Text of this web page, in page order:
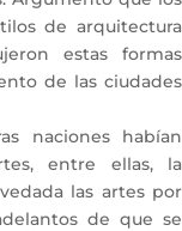
de arquitectura
estas formas
de las ciudades
naciones habían
entre ellas, la
las artes por
de que se